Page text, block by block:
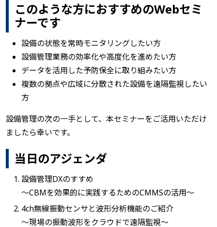
このような方におすすめのWebセミ
ナーです
設備の状態を常時モニタリングしたい方
設備管理業務の効率化や高度化を進めたい方
データを活用した予防保全に取り組みたい方
複数の拠点や広域に分散された設備を遠隔監視したい
方
設備管理の次の一手として、本セミナーをご活用いただけ
ましたら幸いです。
当日のアジェンダ
設備管理DXのすすめ
～CBMを効果的に実践するためのCMMSの活用～
4ch無線振動センサと波形分析機能のご紹介
～現場の振動波形をクラウドで遠隔監視～